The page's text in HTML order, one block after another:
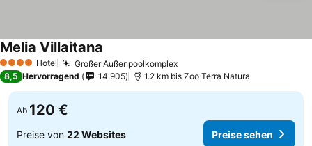
4 Sterne Hotel Großer Außenpoolkomplex
Melia Villaitana
8,5 Hervorragend 14.905 1.2 km bis Zoo Terra Natura
Ab 120 €
Preise von 22 Websites Preise sehen